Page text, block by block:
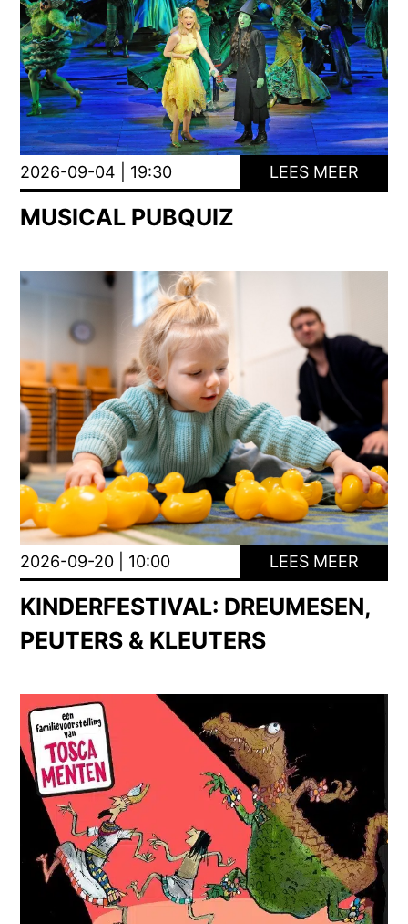
2026-09-04 | 19:30 LEES MEER
MUSICAL PUBQUIZ
2026-09-20 | 10:00 LEES MEER
KINDERFESTIVAL: DREUMESEN,
PEUTERS & KLEUTERS